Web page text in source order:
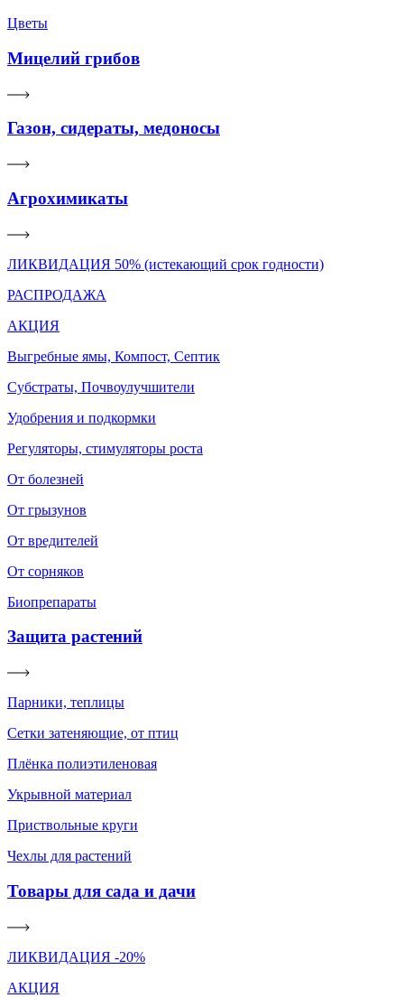
Цветы
Мицелий грибов
Газон, сидераты, медоносы
Агрохимикаты
ЛИКВИДАЦИЯ 50% (истекающий срок годности)
РАСПРОДАЖА
АКЦИЯ
Выгребные ямы, Компост, Септик
Субстраты, Почвоулучшители
Удобрения и подкормки
Регуляторы, стимуляторы роста
От болезней
От грызунов
От вредителей
От сорняков
Биопрепараты
Защита растений
Парники, теплицы
Сетки затеняющие, от птиц
Плёнка полиэтиленовая
Укрывной материал
Приствольные круги
Чехлы для растений
Товары для сада и дачи
ЛИКВИДАЦИЯ -20%
АКЦИЯ